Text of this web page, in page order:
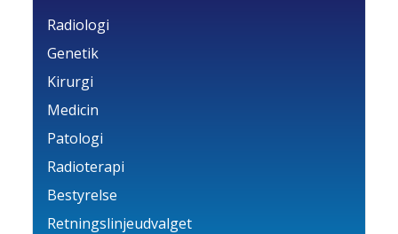
Radiologi
Genetik
Kirurgi
Medicin
Patologi
Radioterapi
Bestyrelse
Retningslinjeudvalget